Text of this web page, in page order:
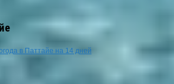
в Паттайе на 14 дней